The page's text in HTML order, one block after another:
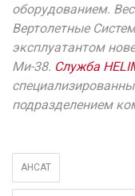
оборудованием.
Вертолетные
эксплуатантом
Ми-38. Служба
подразделением
АНСАТ